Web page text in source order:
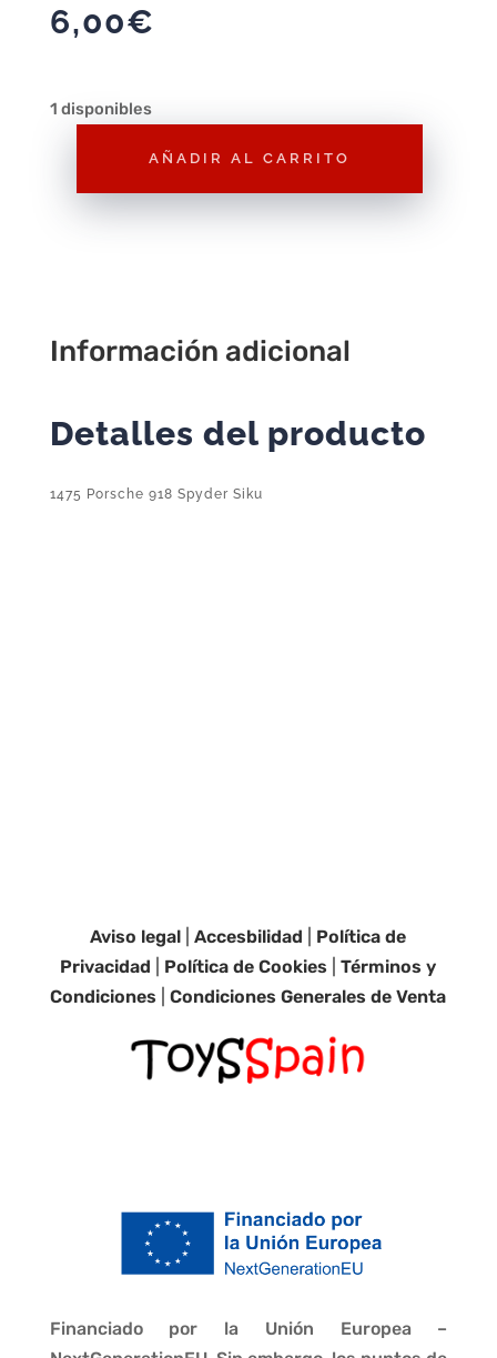
6,00€
1 disponibles
AÑADIR AL CARRITO
Información adicional
Detalles del producto
1475 Porsche 918 Spyder Siku
Aviso legal |Accesbilidad
Política de
Privacidad
Política de Cookies |Términos y
Condiciones |Condiciones Generales de Venta
Financiado por la Unión Europea –